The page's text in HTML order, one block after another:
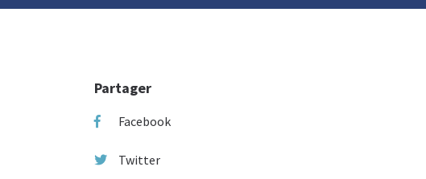
Partager
Facebook
Twitter